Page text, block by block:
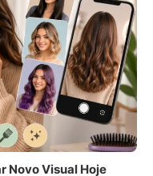
Novo Visual Hoje